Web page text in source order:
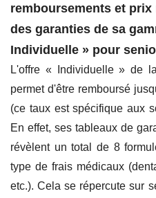
remboursements et
des garanties de sa
Individuelle » pour
L'offre « Individuelle » de
permet d'être remboursé
(ce taux est spécifique aux
En effet, ses tableaux de
révèlent un total de 8
type de frais médicaux
etc.). Cela se répercute sur